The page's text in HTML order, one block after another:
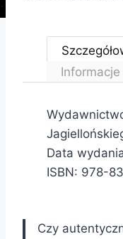
Data
ISBN: 978-
Czy